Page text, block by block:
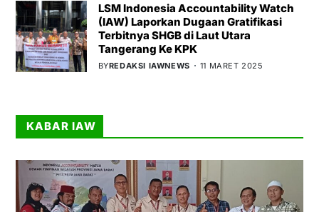
LSM Indonesia Accountability Watch
(IAW) Laporkan Dugaan Gratifikasi
Terbitnya SHGB di Laut Utara
Tangerang Ke KPK
BYREDAKSI IAWNEWS 11 MARET 2025
KABAR IAW